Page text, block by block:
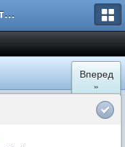
Форум Новостройки
Вперед
»